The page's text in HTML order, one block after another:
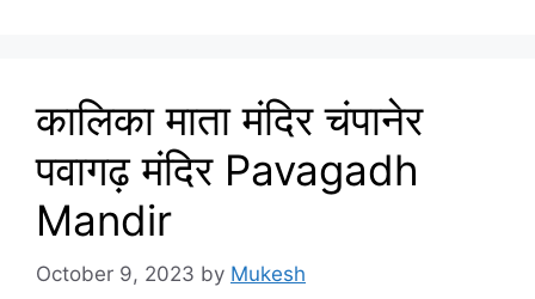
कालिका माता मंदिर चंपानेर
पवागढ़ मंदिर Pavagadh
Mandir
October 9, 2023 by Mukesh